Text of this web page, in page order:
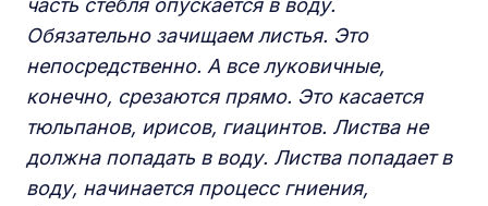
часть стебля опускается в воду.
Обязательно зачищаем листья. Это
непосредственно. А все луковичные,
конечно, срезаются прямо. Это касается
тюльпанов, ирисов, гиацинтов. Листва не
должна попадать в воду. Листва попадает в
воду, начинается процесс гниения,